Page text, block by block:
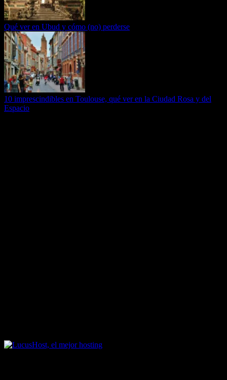
Qué ver en Ubud y cómo (no) perderse
10 imprescindibles en Toulouse, qué ver en la Ciudad Rosa y del
Espacio